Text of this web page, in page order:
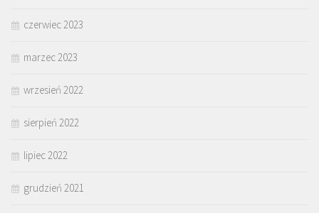
czerwiec 2023
marzec 2023
wrzesień 2022
sierpień 2022
lipiec 2022
grudzień 2021